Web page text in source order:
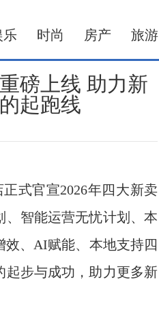
乐 时尚 房产 旅游
磅上线 助力新
起跑线
式官宣2026年四大新卖
、智能运营无忧计划、本
、AI赋能、本地支持四
起步与成功，助力更多新